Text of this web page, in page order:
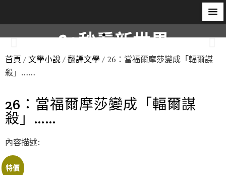
60秒看新世界
柿子文化
首頁 /文學小說/翻譯文學/ 26：當福爾摩莎變成「輻爾謀
殺」……
26：當福爾摩莎變成「輻爾謀
殺」……
內容描述:
特價